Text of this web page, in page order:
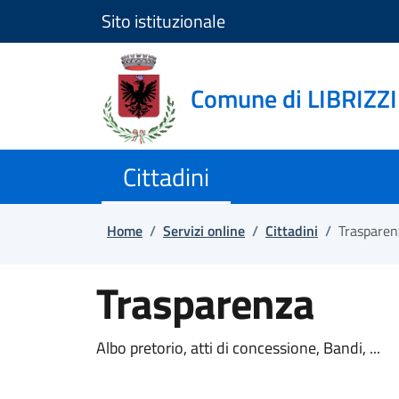
Salta e vai al contenuto
Salta e vai al footer
Sito istituzionale
Comune di LIBRIZZI
Cittadini
Home / Servizi online / Cittadini /
Trasparenza
Albo pretorio, atti di concessione, Bandi, ...